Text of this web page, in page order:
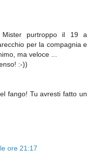
purtroppo il 19 a
per la compagnia e
ma veloce ...
:-))
fango! Tu avresti fatto un
ore 21:17